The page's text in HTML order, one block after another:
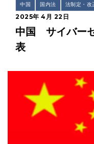
中国 国内法 法制定・改
2025年 4月 22日
中国 サイバー
表